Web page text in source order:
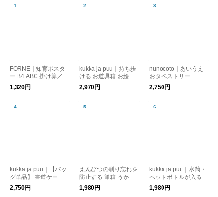
FORNE｜知育ポスタ
ー B4 ABC 掛け算／フ
ォルネ 入園入学
1,320円
kukka ja puu｜持ち歩
ける お道具箱 お絵か
きバッグ
2,970円
nunocoto｜あいうえ
おタペストリー
2,750円
kukka ja puu｜【バッ
グ単品】 書道ケース
書道バッグ
2,750円
えんぴつの削り忘れを
防止する 筆箱 うかサ
ポ ／ソニック
1,980円
kukka ja puu｜水筒・
ペットボトルが入る
ショルダーバッグ ス
マホポーチ 保冷
1,980円